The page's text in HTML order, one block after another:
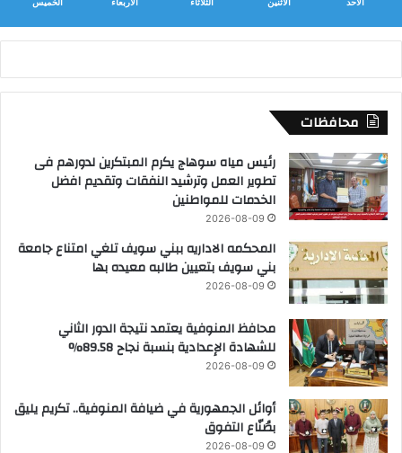
محافظات
رئيس مياه سوهاج يكرم المبتكرين لدورهم فى
تطوير العمل وترشيد النفقات وتقديم افضل
الخدمات للمواطنين
2026-08-09
المحكمه الاداريه ببني سويف تلغي امتناع جامعة
بني سويف بتعيين طالبه معيده بها
2026-08-09
محافظ المنوفية يعتمد نتيجة الدور الثاني
للشهادة الإعدادية بنسبة نجاح 89.58%
2026-08-09
أوائل الجمهورية في ضيافة المنوفية.. تكريم يليق
بصُنّاع التفوق
2026-08-09